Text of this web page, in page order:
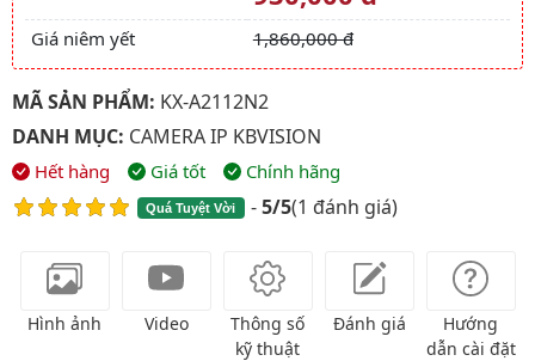
Giá và khuyến mãi
Giá niêm yết 1,860,000 đ
MÃ SẢN PHẨM: KX-A2112N2
DANH MỤC: CAMERA IP KBVISION
Hết hàng Giá tốt Chính hãng
Quá Tuyệt Vời -5/5(1 đánh giá)
Hình ảnh Video
Thông số
kỹ thuật
Đánh giá
Hướng
dẫn cài đặt